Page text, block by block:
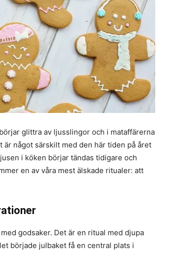
glittra av ljusslingor och i mataffärerna
något särskilt med den här tiden på året
i köken börjar tändas tidigare och
en av våra mest älskade ritualer: att
godsaker. Det är en ritual med djupa
började julbaket få en central plats i